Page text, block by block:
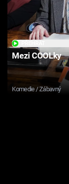
Mezi COOLky
Komedie / Zábavný